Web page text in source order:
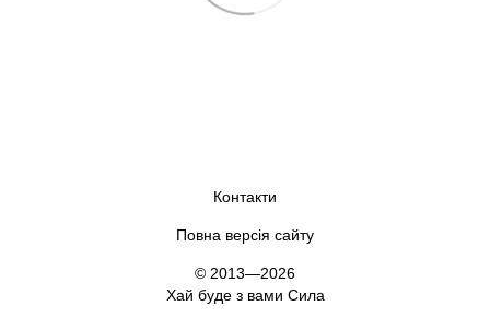
Контакти
Повна версія сайту
© 2013—2026
Хай буде з вами Сила